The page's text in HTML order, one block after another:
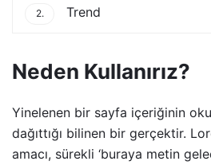
2. Trend
Neden Kullanırız?
Yinelenen bir sayfa içeriğinin
dağıttığı bilinen bir gerçektir.
amacı, sürekli ‘buraya metin